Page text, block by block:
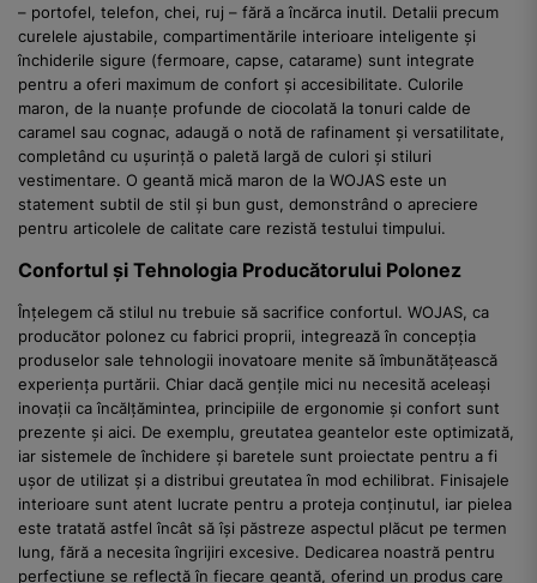
– portofel, telefon, chei, ruj – fără a încărca inutil. Detalii precum
curelele ajustabile, compartimentările interioare inteligente și
închiderile sigure (fermoare, capse, catarame) sunt integrate
pentru a oferi maximum de confort și accesibilitate. Culorile
maron, de la nuanțe profunde de ciocolată la tonuri calde de
caramel sau cognac, adaugă o notă de rafinament și versatilitate,
completând cu ușurință o paletă largă de culori și stiluri
vestimentare. O geantă mică maron de la WOJAS este un
statement subtil de stil și bun gust, demonstrând o apreciere
pentru articolele de calitate care rezistă testului timpului.
Confortul și Tehnologia Producătorului Polonez
Înțelegem că stilul nu trebuie să sacrifice confortul. WOJAS, ca
producător polonez cu fabrici proprii, integrează în concepția
produselor sale tehnologii inovatoare menite să îmbunătățească
experiența purtării. Chiar dacă gențile mici nu necesită aceleași
inovații ca încălțămintea, principiile de ergonomie și confort sunt
prezente și aici. De exemplu, greutatea geantelor este optimizată,
iar sistemele de închidere și baretele sunt proiectate pentru a fi
ușor de utilizat și a distribui greutatea în mod echilibrat. Finisajele
interioare sunt atent lucrate pentru a proteja conținutul, iar pielea
este tratată astfel încât să își păstreze aspectul plăcut pe termen
lung, fără a necesita îngrijiri excesive. Dedicarea noastră pentru
perfecțiune se reflectă în fiecare geantă, oferind un produs care